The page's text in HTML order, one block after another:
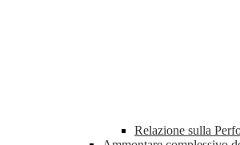
Relazione sulla